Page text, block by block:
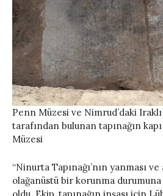
Penn Müzesi ve Nimrud’daki
tarafından bulunan tapınağın
Müzesi
“Ninurta Tapınağı’nın yanması
olağanüstü bir korunma
oldu. Ekip, tapınağın inşası için